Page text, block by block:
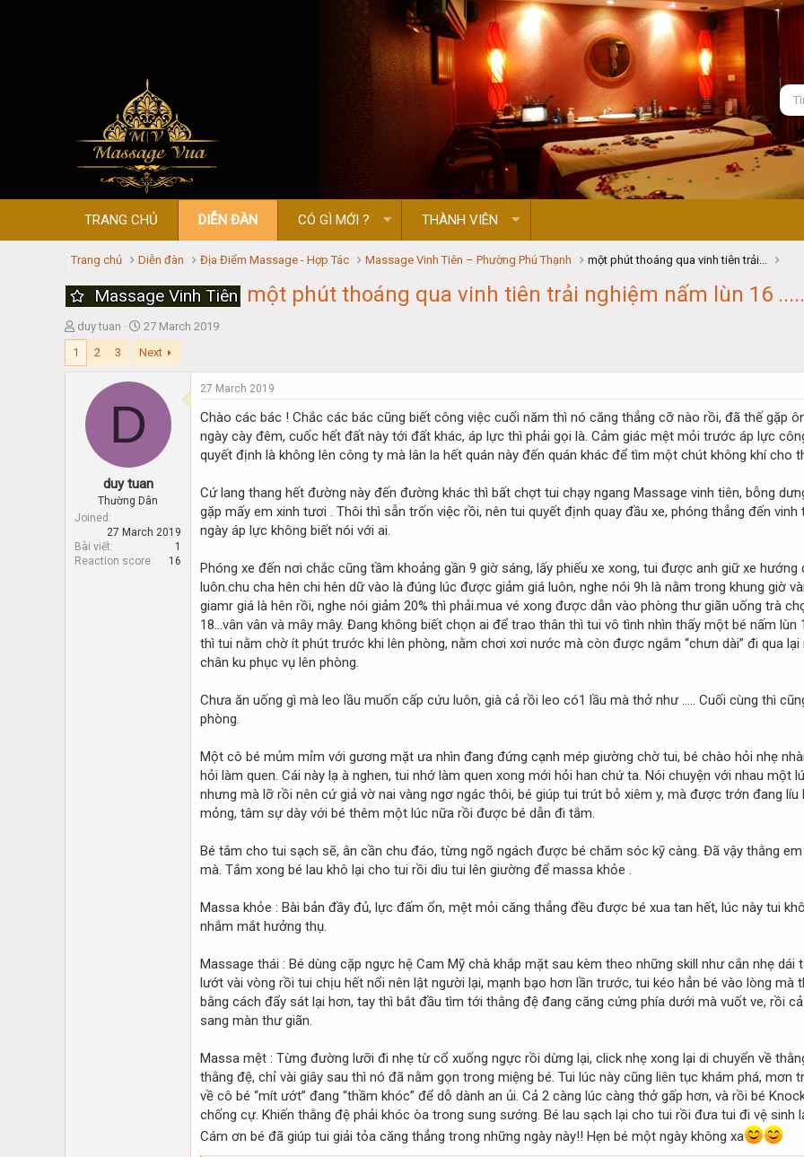
TRANG CHỦ DIỄN ĐÀN CÓ GÌ MỚI ? THÀNH VIÊN
Trang chủ Diễn đàn Địa Điểm Massage - Hợp Tác Massage Vinh Tiên – Phường Phú Thạnh một phút thoáng qua vinh tiên trải...
Massage Vinh Tiên một phút thoáng qua vinh tiên trải nghiệm nấm lùn 16
T
h
r
r
duy tuan
S
t
a
t
a
27 March 2019
1
2 3 Next
D
duy tuan
Thường Dân
Joined
27 March 2019
Bài viết
1
Reaction score
16
27 March 2019
Chào các bác ! Chắc các bác cũng biết công việc cuối năm thì nó căng thẳng cỡ nào rồi, đã thế gặp
ngày cày đêm, cuốc hết đất này tới đất khác, áp lực thì phải gọi là. Cảm giác mệt mỏi trước áp lực
quyết định là không lên công ty mà lân la hết quán này đến quán khác để tìm một chút không khí cho
Cứ lang thang hết đường này đến đường khác thì bất chợt tui chạy ngang Massage vinh tiên, bỗng
gặp mấy em xinh tươi . Thôi thì sẵn trốn việc rồi, nên tui quyết định quay đầu xe, phóng thẳng đến
ngày áp lực không biết nói với ai.
Phóng xe đến nơi chắc cũng tầm khoảng gần 9 giờ sáng, lấy phiếu xe xong, tui được anh giữ xe
luôn.chu cha hên chi hên dữ vào là đúng lúc được giảm giá luôn, nghe nói 9h là nằm trong khung giờ
giamr giá là hên rồi, nghe nói giảm 20% thì phải.mua vé xong được dẫn vào phòng thư giãn uống trà
18…vân vân và mây mây. Đang không biết chọn ai để trao thân thì tui vô tình nhìn thấy một bé nấm
thì tui nằm chờ ít phút trước khi lên phòng, nằm chơi xơi nước mà còn được ngắm “chưn dài” đi qua
chân ku phục vụ lên phòng.
Chưa ăn uống gì mà leo lầu muốn cấp cứu luôn, già cả rồi leo có1 lầu mà thở như ….. Cuối cùng thì
phòng.
Một cô bé mủm mỉm với gương mặt ưa nhìn đang đứng cạnh mép giường chờ tui, bé chào hỏi nhẹ
hỏi làm quen. Cái này lạ à nghen, tui nhớ làm quen xong mới hỏi han chứ ta. Nói chuyện với nhau
nhưng mà lỡ rồi nên cứ giả vờ nai vàng ngơ ngác thôi, bé giúp tui trút bỏ xiêm y, mà được trớn đang
mỏng, tâm sự dày với bé thêm một lúc nữa rồi được bé dẫn đi tắm.
Bé tắm cho tui sạch sẽ, ân cần chu đáo, từng ngõ ngách được bé chăm sóc kỹ càng. Đã vậy thằng
mà. Tắm xong bé lau khô lại cho tui rồi dìu tui lên giường để massa khỏe .
Massa khỏe : Bài bản đầy đủ, lực đấm ổn, mệt mỏi căng thẳng đều được bé xua tan hết, lúc này tui
nhắm mắt hưởng thụ.
Massage thái : Bé dùng cặp ngực hệ Cam Mỹ chà khắp mặt sau kèm theo những skill như cắn nhẹ
lướt vài vòng rồi tui chịu hết nổi nên lật người lại, mạnh bạo hơn lần trước, tui kéo hẳn bé vào lòng
bằng cách đẩy sát lại hơn, tay thì bắt đầu tìm tới thằng đệ đang căng cứng phía dưới mà vuốt ve, rồi
sang màn thư giãn.
Massa mệt : Từng đường lưỡi đi nhẹ từ cổ xuống ngực rồi dừng lại, click nhẹ xong lại di chuyển về
thằng đệ, chỉ vài giây sau thì nó đã nằm gọn trong miệng bé. Tui lúc này cũng liên tục khám phá, mơn
về cô bé “mít ướt” đang “thầm khóc” để dỗ dành an ủi. Cả 2 càng lúc càng thở gấp hơn, và rồi bé
chống cự. Khiến thằng đệ phải khóc òa trong sung sướng. Bé lau sạch lại cho tui rồi đưa tui đi vệ
Cám ơn bé đã giúp tui giải tỏa căng thẳng trong những ngày này!! Hẹn bé một ngày không xa